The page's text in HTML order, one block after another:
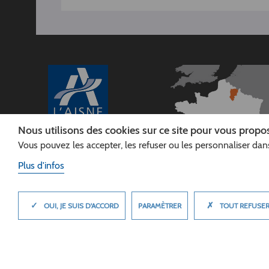
CONSEIL
DÉPARTEMENTAL DE
L'AISNE
Rue Paul Doumer
Nous utilisons des cookies sur ce site pour vous
Vous pouvez les accepter, les refuser ou les personnaliser
Plus d'infos
✓ OUI, JE SUIS D'ACCORD PARAMÈTRER ✗ TOUT REFUSER
MASQUER